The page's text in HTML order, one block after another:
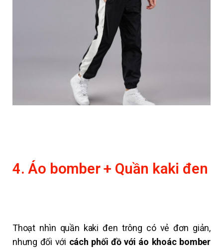
4. Áo bomber + Quần kaki đen
Thoạt nhìn quần kaki đen trông có vẻ đơn giản,
nhưng đối với cách phối đồ với áo khoác bomber